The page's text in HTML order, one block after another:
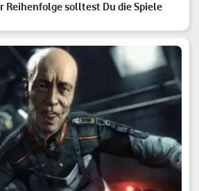
Reihenfolge solltest Du die Spiele